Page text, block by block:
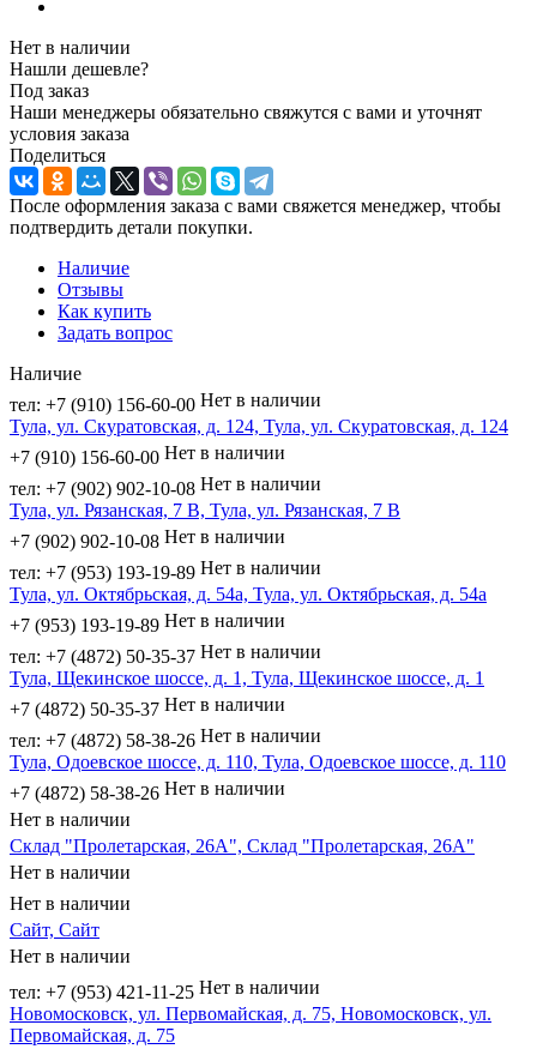
Нет в наличии
Нашли дешевле?
Под заказ
Наши менеджеры обязательно свяжутся с вами и уточнят
условия заказа
Поделиться
После оформления заказа с вами свяжется менеджер, чтобы
подтвердить детали покупки.
Наличие
Отзывы
Как купить
Задать вопрос
Наличие
тел: +7 (910) 156-60-00 Нет в наличии
Тула, ул. Скуратовская, д. 124, Тула, ул. Скуратовская, д. 124
+7 (910) 156-60-00 Нет в наличии
тел: +7 (902) 902-10-08 Нет в наличии
Тула, ул. Рязанская, 7 В, Тула, ул. Рязанская, 7 В
+7 (902) 902-10-08 Нет в наличии
тел: +7 (953) 193-19-89 Нет в наличии
Тула, ул. Октябрьская, д. 54а, Тула, ул. Октябрьская, д. 54а
+7 (953) 193-19-89 Нет в наличии
тел: +7 (4872) 50-35-37 Нет в наличии
Тула, Щекинское шоссе, д. 1, Тула, Щекинское шоссе, д. 1
+7 (4872) 50-35-37 Нет в наличии
тел: +7 (4872) 58-38-26 Нет в наличии
Тула, Одоевское шоссе, д. 110, Тула, Одоевское шоссе, д. 110
+7 (4872) 58-38-26 Нет в наличии
Нет в наличии
Склад "Пролетарская, 26А", Склад "Пролетарская, 26А"
Нет в наличии
Нет в наличии
Сайт, Сайт
Нет в наличии
тел: +7 (953) 421-11-25 Нет в наличии
Новомосковск, ул. Первомайская, д. 75, Новомосковск, ул.
Первомайская, д. 75